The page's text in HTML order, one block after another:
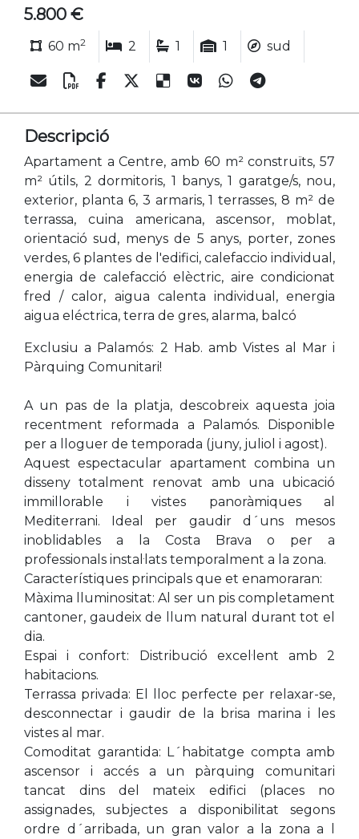
5.800 €
60 m2 2 1 1 sud
Descripció
Apartament a Centre, amb 60 m² construïts, 57
m² útils, 2 dormitoris, 1 banys, 1 garatge/s, nou,
exterior, planta 6, 3 armaris, 1 terrasses, 8 m² de
terrassa, cuina americana, ascensor, moblat,
orientació sud, menys de 5 anys, porter, zones
verdes, 6 plantes de l'edifici, calefaccio individual,
energia de calefacció elèctric, aire condicionat
fred / calor, aigua calenta individual, energia
aigua eléctrica, terra de gres, alarma, balcó
Exclusiu a Palamós: 2 Hab. amb Vistes al Mar i
Pàrquing Comunitari!
A un pas de la platja, descobreix aquesta joia
recentment reformada a Palamós. Disponible
per a lloguer de temporada (juny, juliol i agost).
Aquest espectacular apartament combina un
disseny totalment renovat amb una ubicació
immillorable i vistes panoràmiques al
Mediterrani. Ideal per gaudir d´uns mesos
inoblidables a la Costa Brava o per a
professionals instal·lats temporalment a la zona.
Característiques principals que et enamoraran:
Màxima lluminositat: Al ser un pis completament
cantoner, gaudeix de llum natural durant tot el
dia.
Espai i confort: Distribució excel·lent amb 2
habitacions.
Terrassa privada: El lloc perfecte per relaxar-se,
desconnectar i gaudir de la brisa marina i les
vistes al mar.
Comoditat garantida: L´habitatge compta amb
ascensor i accés a un pàrquing comunitari
tancat dins del mateix edifici (places no
assignades, subjectes a disponibilitat segons
ordre d´arribada, un gran valor a la zona a l